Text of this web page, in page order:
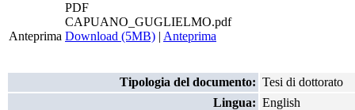
Anteprima
PDF
CAPUANO_GUGLIELMO.pdf
Download (5MB) | Anteprima
Tipologia del documento: Tesi di dottorato
Lingua: English